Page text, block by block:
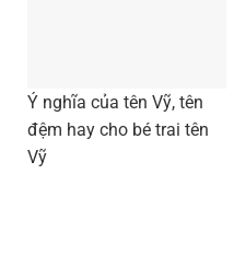
Ý nghĩa của tên Vỹ, tên
đệm hay cho bé trai tên
Vỹ